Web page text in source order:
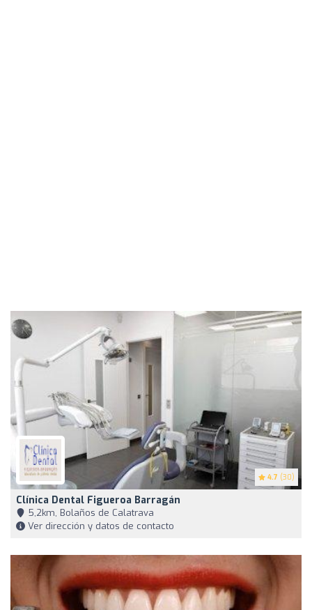
4.7 (30)
Clínica Dental Figueroa Barragán
5,2km, Bolaños de Calatrava
Ver dirección y datos de contacto